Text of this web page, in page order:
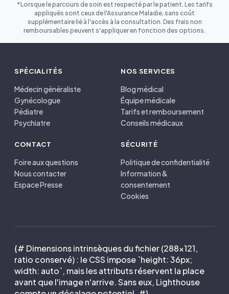
*Lorsque le parcours de soin est respecté par le patient. Les tarifs
appliqués sont ceux de l'Assurance Maladie, sans coût
supplémentaire lié à l'accès à la consultation. Des frais non
remboursables peuvent s'appliquer en fonction des options.
SPÉCIALITÉS
Médecin généraliste
Gynécologue
Pédiatre
Psychiatre
NOS SERVICES
Blog médical
Équipe médicale
Tarifs et remboursement
Conseils médicaux
CONTACT
Foire aux questions
Nous contacter
Espace Presse
SÉCURITÉ
Politique de confidentialité
Information &
consentement
Cookies
{# Dimensions intrinsèques du fichier (288×121,
ratio conservé) : le CSS impose `height: 36px;
width: auto`, mais les attributs réservent la place
avant que l'image n'arrive. Sans eux, Lighthouse